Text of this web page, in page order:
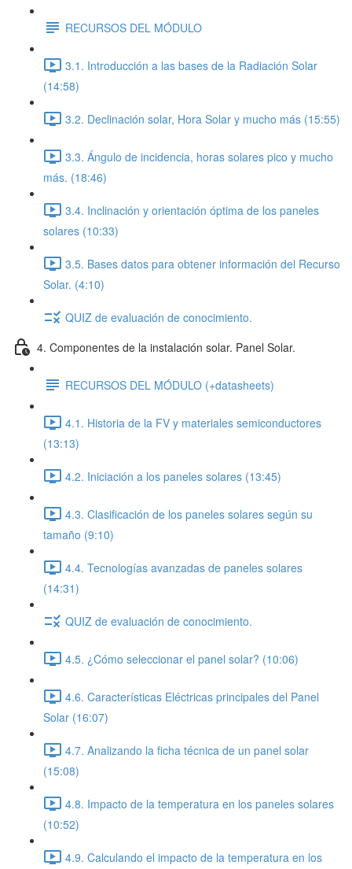
RECURSOS DEL MÓDULO
3.1. Introducción a las bases de la Radiación Solar
(14:58)
3.2. Declinación solar, Hora Solar y mucho más (15:55)
3.3. Ángulo de incidencia, horas solares pico y mucho
más. (18:46)
3.4. Inclinación y orientación óptima de los paneles
solares (10:33)
3.5. Bases datos para obtener información del Recurso
Solar. (4:10)
QUIZ de evaluación de conocimiento.
4. Componentes de la instalación solar. Panel Solar.
RECURSOS DEL MÓDULO (+datasheets)
4.1. Historia de la FV y materiales semiconductores
(13:13)
4.2. Iniciación a los paneles solares (13:45)
4.3. Clasificación de los paneles solares según su
tamaño (9:10)
4.4. Tecnologías avanzadas de paneles solares
(14:31)
QUIZ de evaluación de conocimiento.
4.5. ¿Cómo seleccionar el panel solar? (10:06)
4.6. Características Eléctricas principales del Panel
Solar (16:07)
4.7. Analizando la ficha técnica de un panel solar
(15:08)
4.8. Impacto de la temperatura en los paneles solares
(10:52)
4.9. Calculando el impacto de la temperatura en los